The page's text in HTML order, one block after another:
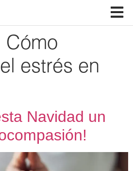
Cómo
estrés en
Navidad un